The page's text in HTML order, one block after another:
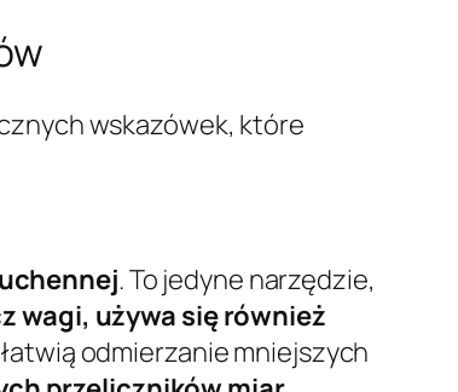
wskazówek, które
. To jedyne narzędzie,
wagi, używa się również
odmierzanie mniejszych